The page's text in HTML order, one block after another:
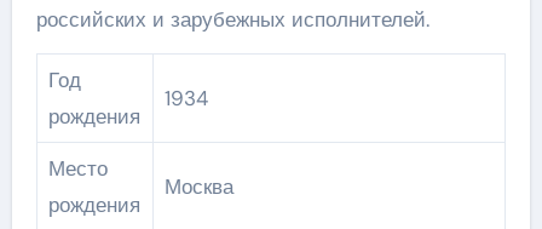
российских и зарубежных исполнителей.
Год
рождения
1934
Место
рождения
Москва